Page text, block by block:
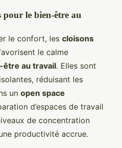
pour le bien-être au
le confort, les cloisons
le calme
être au travail. Elles sont
réduisant les
un open space
d’espaces de travail
de concentration
productivité accrue.